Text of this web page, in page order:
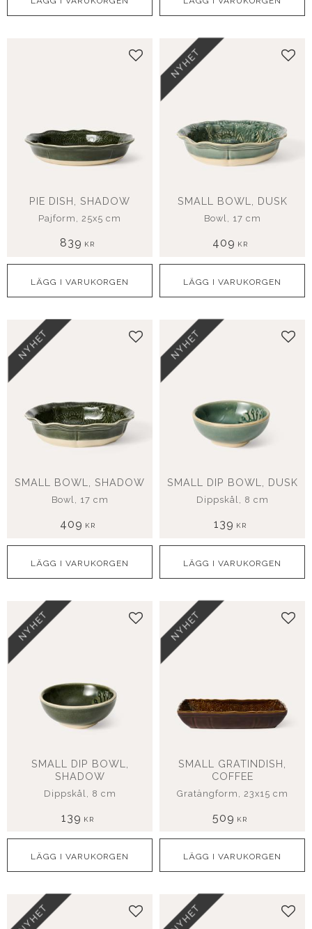
PIE DISH, SHADOW
Pajform, 25x5 cm
839 KR
Lägg till i favoriter
SMALL BOWL, DUSK
Bowl, 17 cm
409 KR
NYHET
SMALL BOWL, SHADOW
Bowl, 17 cm
409 KR
NYHET Lägg till i favoriter
SMALL DIP BOWL, DUSK
Dippskål, 8 cm
139 KR
NYHET
SMALL DIP BOWL,
SHADOW
Dippskål, 8 cm
139 KR
NYHET Lägg till i favoriter
SMALL GRATINDISH,
COFFEE
Gratängform, 23x15 cm
509 KR
NYHET
NYHET Lägg till i favoriter
NYHET